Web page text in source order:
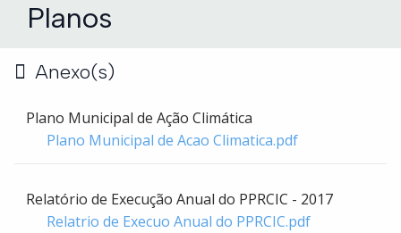
Planos
Anexo(s)
Plano Municipal de Ação Climática
Plano Municipal de Acao Climatica.pdf
Relatório de Execução Anual do PPRCIC - 2017
Relatrio de Execuo Anual do PPRCIC.pdf